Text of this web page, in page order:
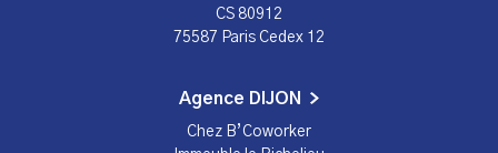
CS 80912
75587 Paris Cedex 12
Agence DIJON
Chez B’Coworker